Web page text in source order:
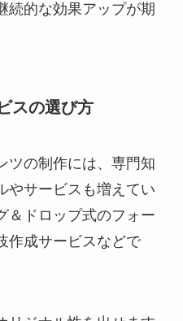
続的な効果アップが期
スの選び方
ツの制作には、専門知
やサービスも増えてい
＆ドロップ式のフォー
作成サービスなどで